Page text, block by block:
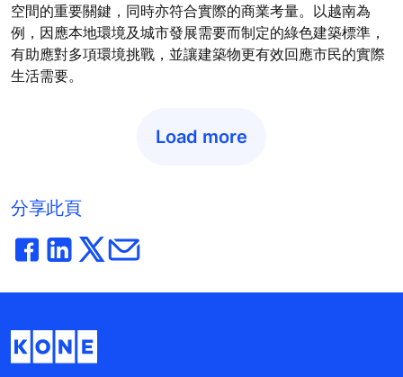
空間的重要關鍵，同時亦符合實際的商業考量。以越南為
例，因應本地環境及城市發展需要而制定的綠色建築標準，
有助應對多項環境挑戰，並讓建築物更有效回應市民的實際
生活需要。
Load more
分享此頁